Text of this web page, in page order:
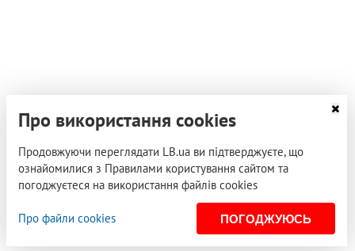
Про використання cookies
Продовжуючи переглядати LB.ua ви підтверджуєте, що
ознайомилися з Правилами користування сайтом та
погоджуєтеся на використання файлів cookies
Про файли cookies ПОГОДЖУЮСЬ